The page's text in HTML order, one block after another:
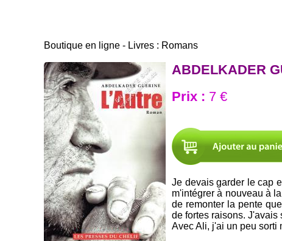
Boutique en ligne - Livres : Romans
ABDELKADER
Prix : 7 €
Je devais garder le cap
m'intégrer à nouveau à
de remonter la pente
de fortes raisons. J'avais
Avec Ali, j'ai un peu sorti